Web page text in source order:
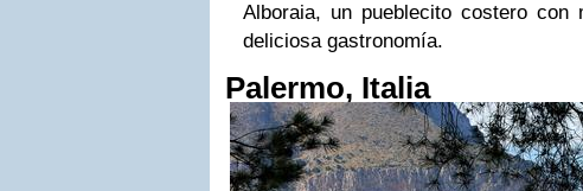
Alboraia, un pueblecito costero con
deliciosa gastronomía.
Palermo, Italia